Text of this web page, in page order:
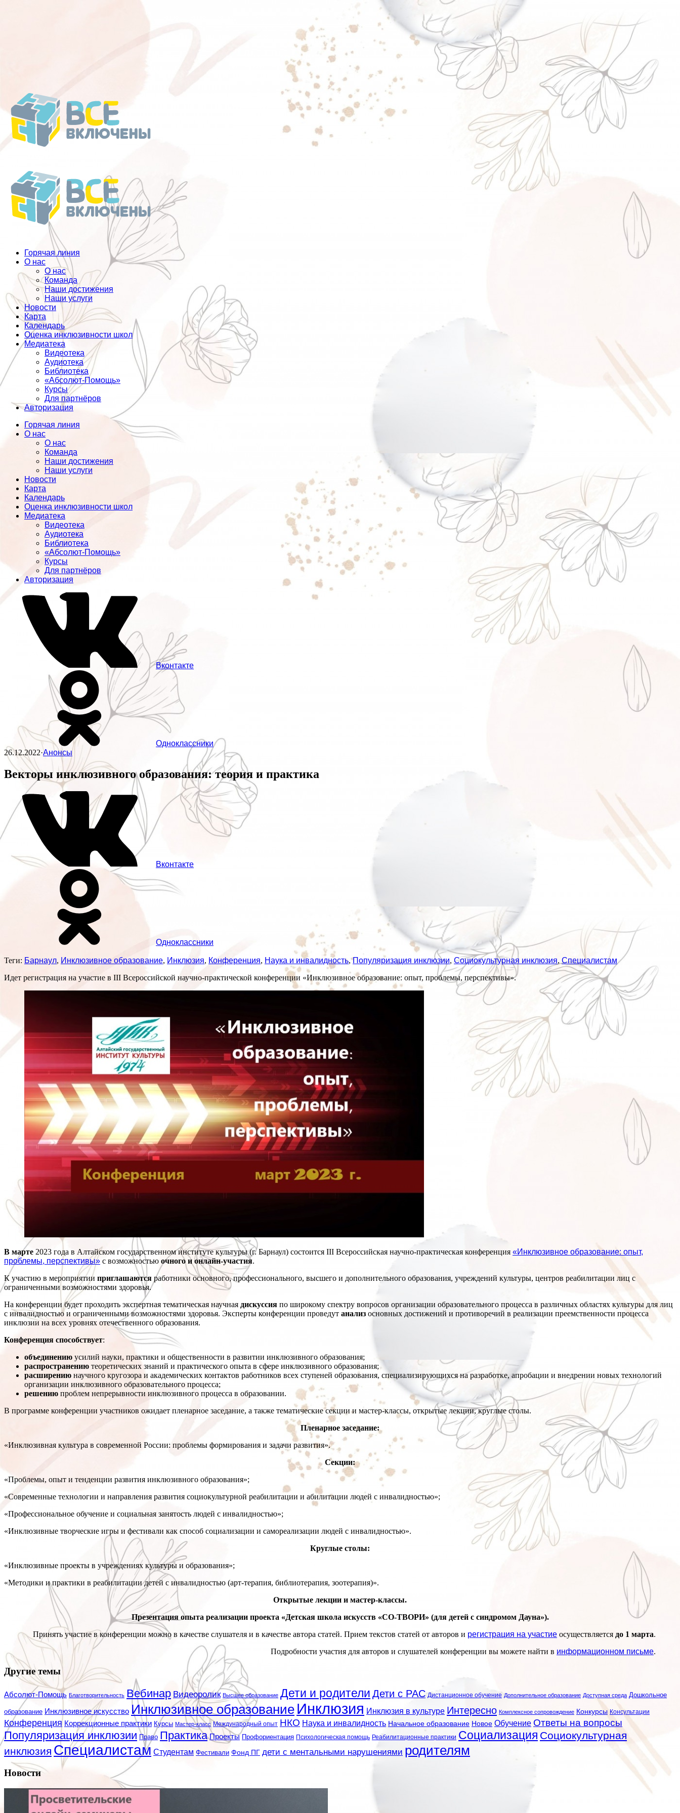
Горячая линия
О нас
О нас
Команда
Наши достижения
Наши услуги
Новости
Карта
Календарь
Оценка инклюзивности школ
Медиатека
Видеотека
Аудиотека
Библиотека
«Абсолют-Помощь»
Курсы
Для партнёров
Авторизация
Горячая линия
О нас
О нас
Команда
Наши достижения
Наши услуги
Новости
Карта
Календарь
Оценка инклюзивности школ
Медиатека
Видеотека
Аудиотека
Библиотека
«Абсолют-Помощь»
Курсы
Для партнёров
Авторизация
Вконтакте
Одноклассники
26.12.2022·Анонсы
Векторы инклюзивного образования: теория и практика
Вконтакте
Одноклассники
Теги: Барнаул, Инклюзивное образование, Инклюзия, Конференция, Наука и инвалидность,Популяризация инклюзии, Социокультурная инклюзия, Специалистам
Идет регистрация на участие в III Всероссийской научно-практической конференции «Инклюзивное образование: опыт, проблемы, перспективы».
В марте 2023 года в Алтайском государственном институте культуры (г. Барнаул) состоится III Всероссийская научно-практическая конференция «Инклюзивное образование: опыт,
проблемы, перспективы» с возможностью очного и онлайн-участия.
К участию в мероприятии приглашаются работники основного, профессионального, высшего и дополнительного образования, учреждений культуры, центров реабилитации лиц с
ограниченными возможностями здоровья.
На конференции будет проходить экспертная тематическая научная дискуссия по широкому спектру вопросов организации образовательного процесса в различных областях культуры для лиц
с инвалидностью и ограниченными возможностями здоровья. Эксперты конференции проведут анализ основных достижений и противоречий в реализации преемственности процесса
инклюзии на всех уровнях отечественного образования.
Конференция способствует:
объединению усилий науки, практики и общественности в развитии инклюзивного образования;
распространению теоретических знаний и практического опыта в сфере инклюзивного образования;
расширению научного кругозора и академических контактов работников всех ступеней образования, специализирующихся на разработке, апробации и внедрении новых технологий
организации инклюзивного образовательного процесса;
решению проблем непрерывности инклюзивного процесса в образовании.
В программе конференции участников ожидает пленарное заседание, а также тематические секции и мастер-классы, открытые лекции, круглые столы.
Пленарное заседание:
«Инклюзивная культура в современной России: проблемы формирования и задачи развития».
Секции:
«Проблемы, опыт и тенденции развития инклюзивного образования»;
«Современные технологии и направления развития социокультурной реабилитации и абилитации людей с инвалидностью»;
«Профессиональное обучение и социальная занятость людей с инвалидностью»;
«Инклюзивные творческие игры и фестивали как способ социализации и самореализации людей с инвалидностью».
Круглые столы:
«Инклюзивные проекты в учреждениях культуры и образования»;
«Методики и практики в реабилитации детей с инвалидностью (арт-терапия, библиотерапия, зоотерапия)».
Открытые лекции и мастер-классы.
Презентация опыта реализации проекта «Детская школа искусств «СО-ТВОРИ» (для детей с синдромом Дауна»).
Принять участие в конференции можно в качестве слушателя и в качестве автора статей. Прием текстов статей от авторов и регистрация на участие осуществляется до 1 марта.
Подробности участия для авторов и слушателей конференции вы можете найти в информационном письме.
Другие темы
Абсолют-Помощь Благотворительность Вебинар Видеоролик Высшее образование Дети и родители Дети с РАС Дистанционное обучение Дополнительное образование Доступная среда Дошкольное
образование Инклюзивное искусство Инклюзивное образование Инклюзия Инклюзия в культуре Интересно Комплексное сопровождение Конкурсы Консультации
Конференция Коррекционные практики Курсы Мастер-класс Международный опыт НКО Наука и инвалидность Начальное образование Новое Обучение Ответы на вопросы
Популяризация инклюзии Право Практика Проекты Профориентация Психологическая помощь Реабилитационные практики Социализация Социокультурная
инклюзия Специалистам Студентам Фестивали Фонд ПГ дети с ментальными нарушениями родителям
Новости